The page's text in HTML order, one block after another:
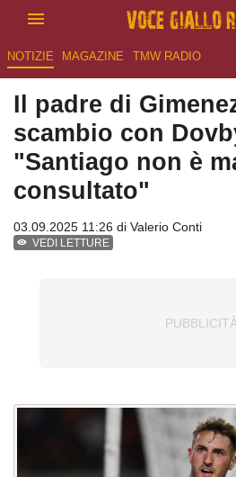
NOTIZIE MAGAZINE TMW RADIO
Il padre di
scambio con
"Santiago non è
consultato"
03.09.2025 11:26 di Valerio Conti
VEDI LETTURE